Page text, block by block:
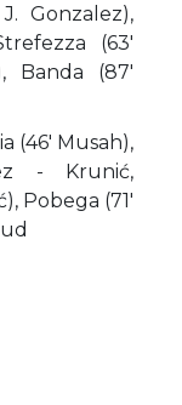
Gonzalez),
(63'
Banda (87'
(46' Musah),
- Krunić,
Pobega (71'